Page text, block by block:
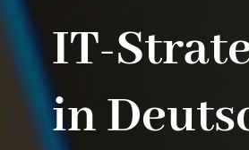
IT-
in